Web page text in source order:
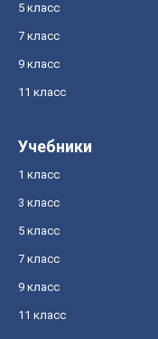
5 класс
7 класс
9 класс
11 класс
Учебники
1 класс
3 класс
5 класс
7 класс
9 класс
11 класс